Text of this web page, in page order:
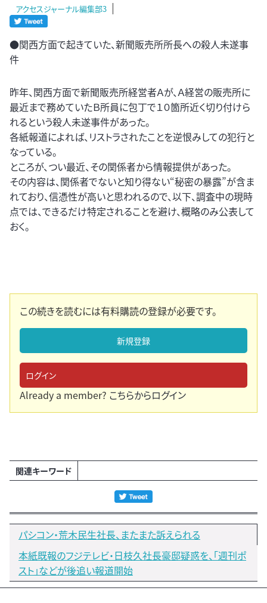
アクセスジャーナル編集部3
●関西方面で起きていた、新聞販売所所長への殺人未遂事
件
昨年、関西方面で新聞販売所経営者Ａが、Ａ経営の販売所に
最近まで務めていたＢ所員に包丁で１０箇所近く切り付けら
れるという殺人未遂事件があった。
各紙報道によれば、リストラされたことを逆恨みしての犯行と
なっている。
ところが、つい最近、その関係者から情報提供があった。
その内容は、関係者でないと知り得ない“秘密の暴露”が含ま
れており、信憑性が高いと思われるので、以下、調査中の現時
点では、できるだけ特定されることを避け、概略のみ公表して
おく。
この続きを読むには有料購読の登録が必要です。
新規登録
ログイン
Already a member? こちらからログイン
関連キーワード
パシコン・荒木民生社長、またまた訴えられる
本紙既報のフジテレビ・日枝久社長豪邸疑惑を、「週刊ポ
スト」などが後追い報道開始